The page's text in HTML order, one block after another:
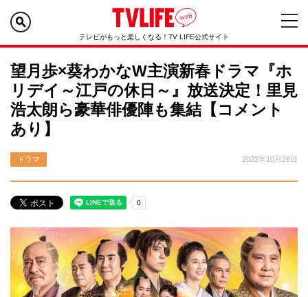
テレビがもっと楽しくなる！TV LIFE公式サイト
望月歩×葵わかなW主演新春ドラマ『ホ
リデイ～江戸の休日～』放送決定！里見
浩太朗ら豪華俳優陣も集結【コメント
あり】
ドラマ 2022年10月26日